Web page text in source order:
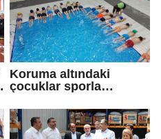
Koruma altındaki
çocuklar sporla